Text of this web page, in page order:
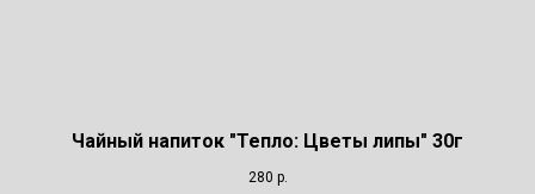
Чайный напиток "Тепло: Цветы липы" 30г
280 р.